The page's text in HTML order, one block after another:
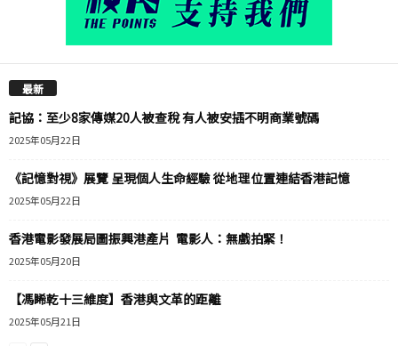
最新
記協：至少8家傳媒20人被查稅 有人被安插不明商業號碼
2025年05月22日
《記憶對視》展覽 呈現個人生命經驗 從地理位置連結香港記憶
2025年05月22日
香港電影發展局圖振興港產片 電影人：無戲拍緊！
2025年05月20日
【馮睎乾十三維度】香港與文革的距離
2025年05月21日